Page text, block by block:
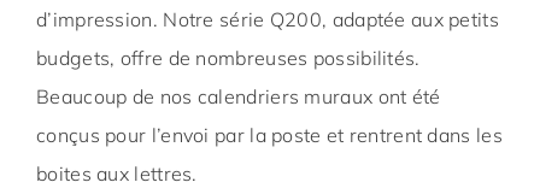
d’impression. Notre série Q200, adaptée aux petits
budgets, offre de nombreuses possibilités.
Beaucoup de nos calendriers muraux ont été
conçus pour l’envoi par la poste et rentrent dans les
boites aux lettres.